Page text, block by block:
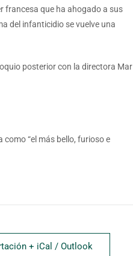
francesa que ha ahogado a sus
del infanticidio se vuelve una
posterior con la directora Mar
como “el más bello, furioso e
+ iCal / Outlook